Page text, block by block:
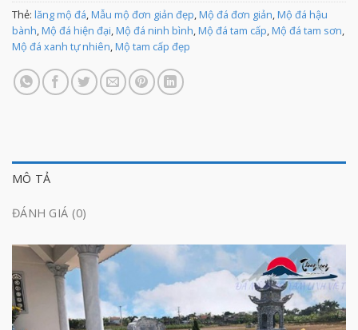
Thẻ: lăng mộ đá,Mẫu mộ đơn giản đẹp,Mộ đá đơn giản,Mộ đá hậu
bành,Mộ đá hiện đại,Mộ đá ninh bình,Mộ đá tam cấp,Mộ đá tam sơn,
Mộ đá xanh tự nhiên,Mộ tam cấp đẹp
MÔ TẢ
ĐÁNH GIÁ (0)